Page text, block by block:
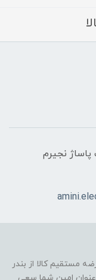
نجیرم
سال ۱۴۰۰ در راستا عرضه مستقیم کالا از بندر